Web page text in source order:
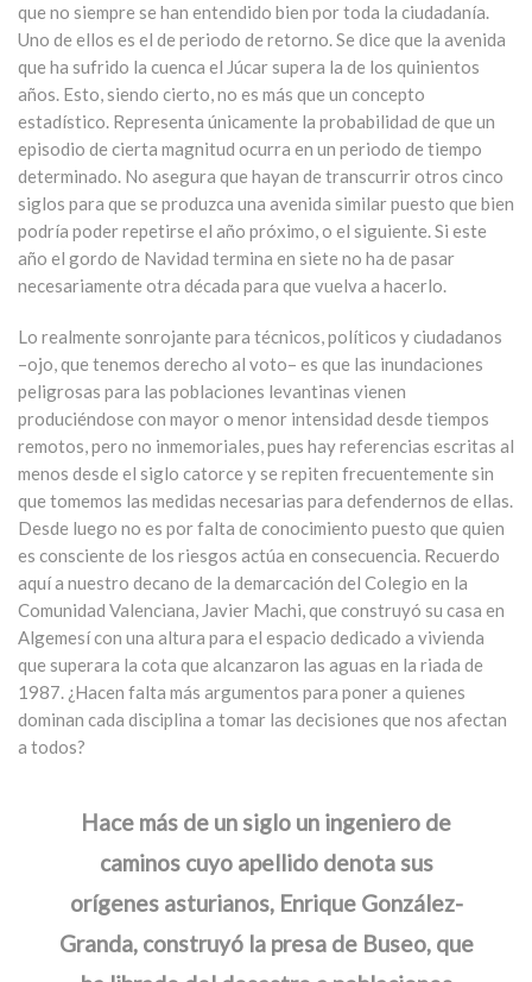
que no siempre se han entendido bien por toda la ciudadanía.
Uno de ellos es el de periodo de retorno. Se dice que la avenida
que ha sufrido la cuenca el Júcar supera la de los quinientos
años. Esto, siendo cierto, no es más que un concepto
estadístico. Representa únicamente la probabilidad de que un
episodio de cierta magnitud ocurra en un periodo de tiempo
determinado. No asegura que hayan de transcurrir otros cinco
siglos para que se produzca una avenida similar puesto que bien
podría poder repetirse el año próximo, o el siguiente. Si este
año el gordo de Navidad termina en siete no ha de pasar
necesariamente otra década para que vuelva a hacerlo.
Lo realmente sonrojante para técnicos, políticos y ciudadanos
–ojo, que tenemos derecho al voto– es que las inundaciones
peligrosas para las poblaciones levantinas vienen
produciéndose con mayor o menor intensidad desde tiempos
remotos, pero no inmemoriales, pues hay referencias escritas al
menos desde el siglo catorce y se repiten frecuentemente sin
que tomemos las medidas necesarias para defendernos de ellas.
Desde luego no es por falta de conocimiento puesto que quien
es consciente de los riesgos actúa en consecuencia. Recuerdo
aquí a nuestro decano de la demarcación del Colegio en la
Comunidad Valenciana, Javier Machi, que construyó su casa en
Algemesí con una altura para el espacio dedicado a vivienda
que superara la cota que alcanzaron las aguas en la riada de
1987. ¿Hacen falta más argumentos para poner a quienes
dominan cada disciplina a tomar las decisiones que nos afectan
a todos?
Hace más de un siglo un ingeniero de
caminos cuyo apellido denota sus
orígenes asturianos, Enrique González-
Granda, construyó la presa de Buseo, que